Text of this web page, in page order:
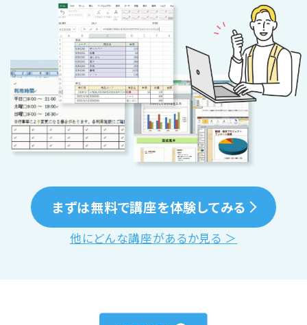
まずは無料で講座を体験してみる
他にどんな講座があるか見る ＞